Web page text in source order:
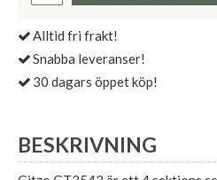
Alltid fri frakt!
Snabba leveranser!
30 dagars öppet köp!
BESKRIVNING